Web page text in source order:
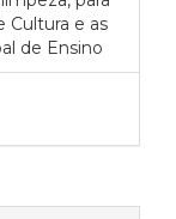
Cultura e as
de Ensino